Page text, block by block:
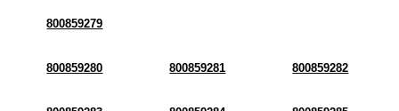
800859279
800859280 800859281 800859282